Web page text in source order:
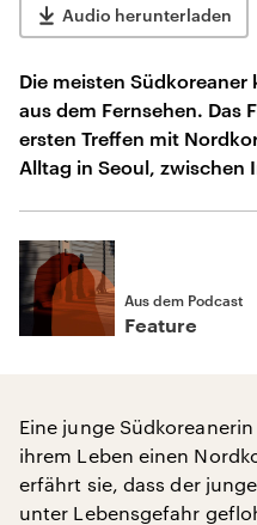
Audio herunterladen
Die meisten
aus dem Fernsehen. Das
ersten Treffen mit
Alltag in Seoul,
Aus dem Podcast
Feature
Eine junge
ihrem Leben einen
erfährt sie, dass der
unter Lebensgefahr